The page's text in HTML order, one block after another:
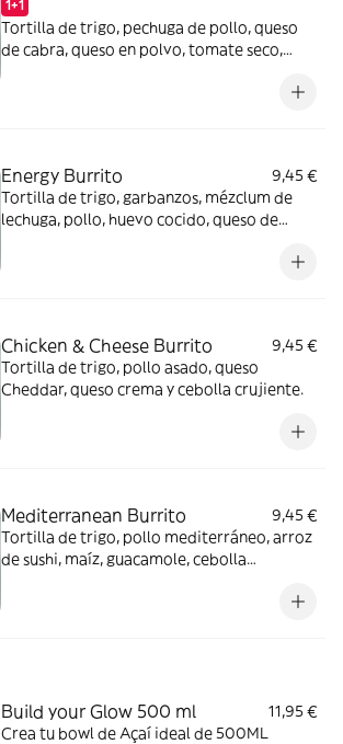
1+1
Tortilla de trigo, pechuga de pollo, queso
de cabra, queso en polvo, tomate seco,
Energy Burrito
9,45 €
Tortilla de trigo, garbanzos, mézclum de
lechuga, pollo, huevo cocido, queso de
Chicken & Cheese Burrito
9,45 €
Tortilla de trigo, pollo asado, queso
Cheddar, queso crema y cebolla crujiente.
Mediterranean Burrito
9,45 €
Tortilla de trigo, pollo mediterráneo, arroz
de sushi, maíz, guacamole, cebolla
Build your Glow 500 ml
11,95 €
Crea tu bowl de Açaí ideal de 500ML